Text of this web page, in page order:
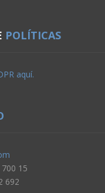
POLÍTICAS
aquí.
15
692